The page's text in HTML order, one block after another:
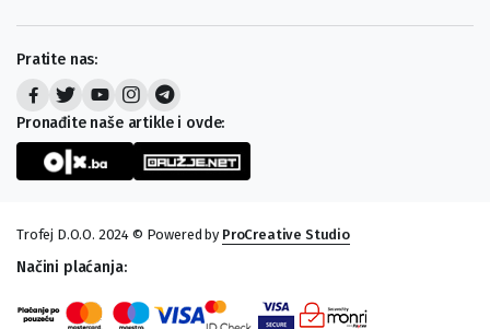
Pratite nas:
Pronađite naše artikle i ovde:
Trofej D.O.O. 2024 © Powered by ProCreative Studio
Načini plaćanja: